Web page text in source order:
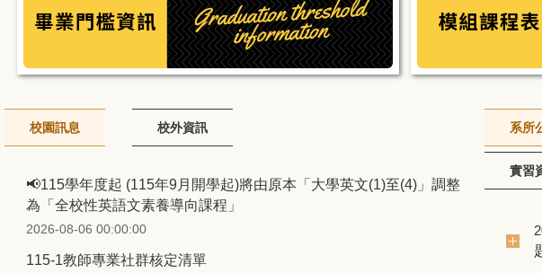
校園訊息 校外資訊
📢115學年度起 (115年9月開學起)將由原本「大學英文(1)至(4)」調整
為「全校性英語文素養導向課程」
2026-08-06 00:00:00
115-1教師專業社群核定清單
系所
實習